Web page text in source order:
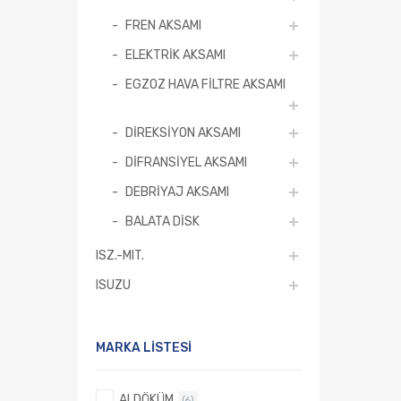
FREN AKSAMI
ELEKTRİK AKSAMI
EGZOZ HAVA FİLTRE AKSAMI
DİREKSİYON AKSAMI
DİFRANSİYEL AKSAMI
DEBRİYAJ AKSAMI
BALATA DİSK
ISZ.-MIT.
ISUZU
MARKA LISTESI